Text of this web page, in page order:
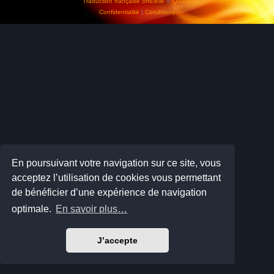
En poursuivant votre navigation sur ce site, vous
acceptez l’utilisation de cookies vous permettant
de bénéficier d’une expérience de navigation
optimale. En savoir plus…
J’accepte
Confidentialité | Conditions